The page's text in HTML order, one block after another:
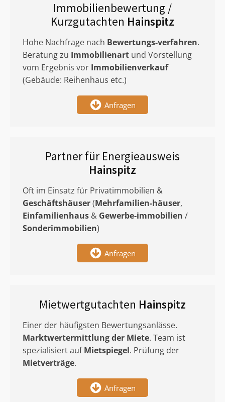
Immobilienbewertung /
Kurzgutachten Hainspitz
Hohe Nachfrage nach Bewertungs-verfahren.
Beratung zu Immobilienart und Vorstellung
vom Ergebnis vor Immobilienverkauf
(Gebäude: Reihenhaus etc.)
Anfragen
Partner für Energieausweis
Hainspitz
Oft im Einsatz für Privatimmobilien &
Geschäftshäuser(Mehrfamilien-häuser,
Einfamilienhaus & Gewerbe-immobilien /
Sonderimmobilien)
Anfragen
Mietwertgutachten Hainspitz
Einer der häufigsten Bewertungsanlässe.
Marktwertermittlungder Miete. Team ist
spezialisiert aufMietspiegel. Prüfung der
Mietverträge.
Anfragen